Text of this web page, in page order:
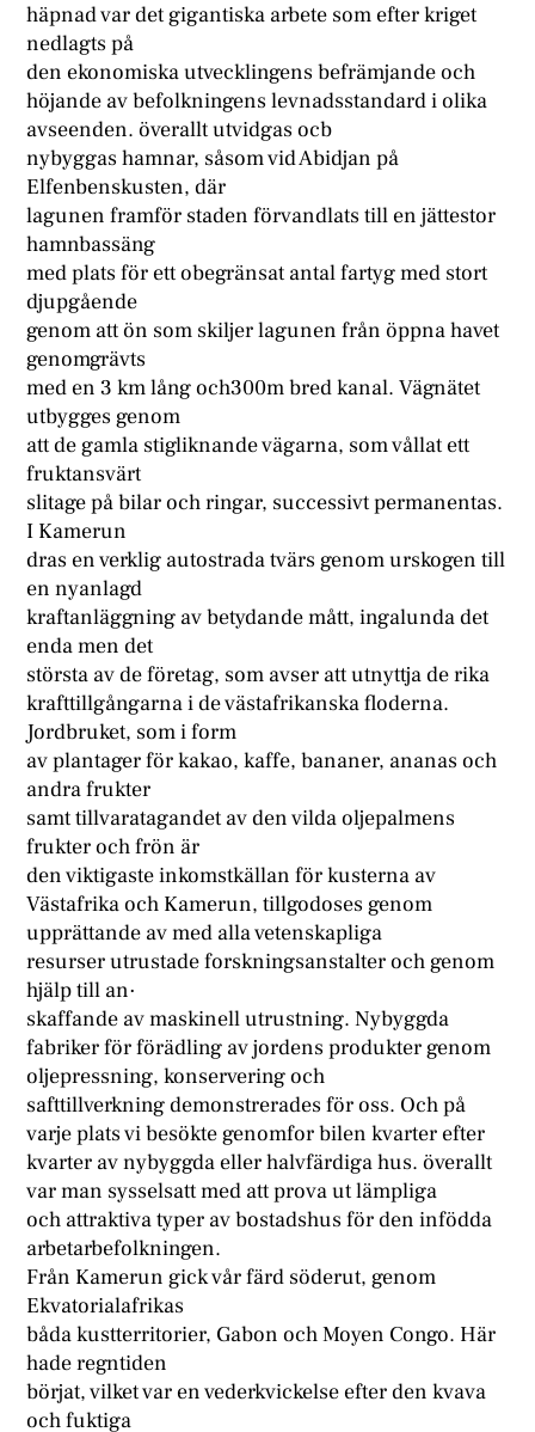
häpnad var det gigantiska arbete som efter kriget
nedlagts på
den ekonomiska utvecklingens befrämjande och
höjande av befolkningens levnadsstandard i olika
avseenden. överallt utvidgas ocb
nybyggas hamnar, såsom vid Abidjan på
Elfenbenskusten, där
lagunen framför staden förvandlats till en jättestor
hamnbassäng
med plats för ett obegränsat antal fartyg med stort
djupgående
genom att ön som skiljer lagunen från öppna havet
genomgrävts
med en 3 km lång och300m bred kanal. Vägnätet
utbygges genom
att de gamla stigliknande vägarna, som vållat ett
fruktansvärt
slitage på bilar och ringar, successivt permanentas.
I Kamerun
dras en verklig autostrada tvärs genom urskogen till
en nyanlagd
kraftanläggning av betydande mått, ingalunda det
enda men det
största av de företag, som avser att utnyttja de rika
krafttillgångarna i de västafrikanska floderna.
Jordbruket, som i form
av plantager för kakao, kaffe, bananer, ananas och
andra frukter
samt tillvaratagandet av den vilda oljepalmens
frukter och frön är
den viktigaste inkomstkällan för kusterna av
Västafrika och Kamerun, tillgodoses genom
upprättande av med alla vetenskapliga
resurser utrustade forskningsanstalter och genom
hjälp till an·
skaffande av maskinell utrustning. Nybyggda
fabriker för förädling av jordens produkter genom
oljepressning, konservering och
safttillverkning demonstrerades för oss. Och på
varje plats vi besökte genomfor bilen kvarter efter
kvarter av nybyggda eller halvfärdiga hus. överallt
var man sysselsatt med att prova ut lämpliga
och attraktiva typer av bostadshus för den infödda
arbetarbefolkningen.
Från Kamerun gick vår färd söderut, genom
Ekvatorialafrikas
båda kustterritorier, Gabon och Moyen Congo. Här
hade regntiden
börjat, vilket var en vederkvickelse efter den kvava
och fuktiga